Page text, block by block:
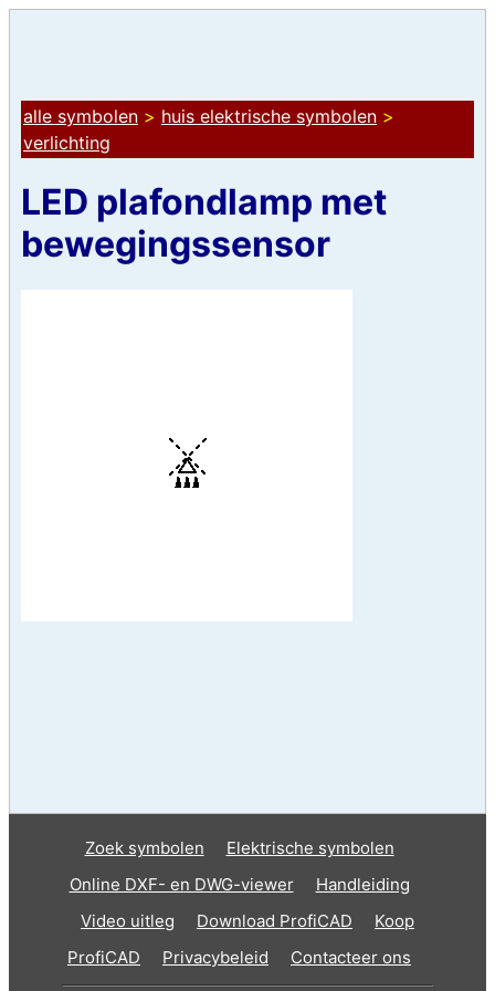
alle symbolen > huis elektrische symbolen >
verlichting
LED plafondlamp met
bewegingssensor
Zoek symbolen
Elektrische symbolen
Online DXF- en DWG-viewer
Handleiding
Video uitleg
Download ProfiCAD
Koop
ProfiCAD
Privacybeleid Contacteer ons